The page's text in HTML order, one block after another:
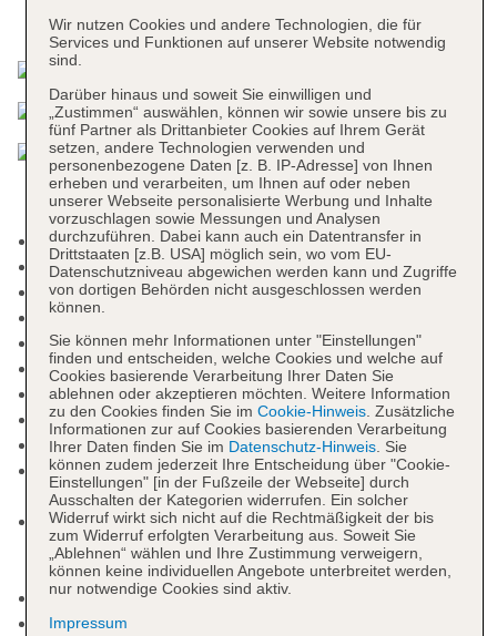
Das bietet Ihre Unterkunft
Kurtaxe/Ökotaxe/Touristensteuer zahlbar vor Ort
Check-in Zeit ab 15:00 Uhr
Check-out Zeit bis 11:00 Uhr
Rezeption, Hotelsafe: gegen Gebühr
Lift
Gemeinschaftslounge/TV-Bereich
Geldautomat in der Unterkunft
Sonnenterrasse
Pools: 2
Pool: Indoor, Meerwasser, beheizbar, Liegestühle:
ohne Gebühr
Pool „Outdoor Pool“: ohne Gebühr, Outdoor,
Liegestühle: ohne Gebühr, Sonnenschirme: ohne
Gebühr
Souvenirshop, Friseur
Internet: WLAN/WiFi, im gesamten Hotel
Wir nutzen Cookies und andere Technologien, die für
Services und Funktionen auf unserer Website notwendig
sind.
Darüber hinaus und soweit Sie einwilligen und
„Zustimmen“ auswählen, können wir sowie unsere bis zu
fünf Partner als Drittanbieter Cookies auf Ihrem Gerät
setzen, andere Technologien verwenden und
personenbezogene Daten [z. B. IP-Adresse] von Ihnen
erheben und verarbeiten, um Ihnen auf oder neben
unserer Webseite personalisierte Werbung und Inhalte
vorzuschlagen sowie Messungen und Analysen
durchzuführen. Dabei kann auch ein Datentransfer in
Drittstaaten [z.B. USA] möglich sein, wo vom EU-
Datenschutzniveau abgewichen werden kann und Zugriffe
von dortigen Behörden nicht ausgeschlossen werden
können.
Sie können mehr Informationen unter "Einstellungen"
finden und entscheiden, welche Cookies und welche auf
Cookies basierende Verarbeitung Ihrer Daten Sie
ablehnen oder akzeptieren möchten. Weitere Information
zu den Cookies finden Sie im Cookie-Hinweis. Zusätzliche
Informationen zur auf Cookies basierenden Verarbeitung
Ihrer Daten finden Sie im Datenschutz-Hinweis. Sie
können zudem jederzeit Ihre Entscheidung über "Cookie-
Einstellungen" [in der Fußzeile der Webseite] durch
Ausschalten der Kategorien widerrufen. Ein solcher
Widerruf wirkt sich nicht auf die Rechtmäßigkeit der bis
zum Widerruf erfolgten Verarbeitung aus. Soweit Sie
„Ablehnen“ wählen und Ihre Zustimmung verweigern,
können keine individuellen Angebote unterbreitet werden,
nur notwendige Cookies sind aktiv.
Impressum